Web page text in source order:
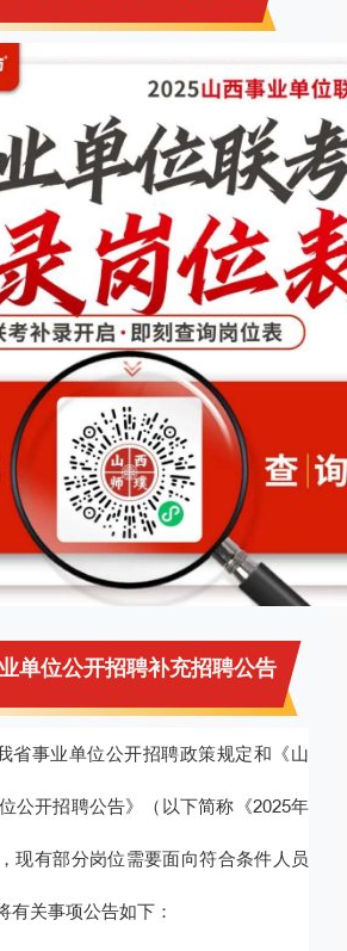
单位公开招聘补充招聘公告
省事业单位公开招聘政策规定和 《山
公开招聘公告》（以下简称《2025年
，现有部分岗位需要面向符合条件人员
有关事项公告如下：